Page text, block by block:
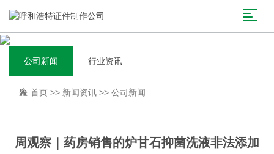
公司新闻 行业资讯
首页 >> 新闻资讯 >> 公司新闻
周观察｜药房销售的炉甘石抑菌洗液非法添加